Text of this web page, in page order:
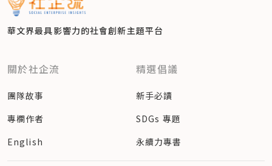
華文界最具影響力的社會創新主題平台
關於社企流
團隊故事
專欄作者
English
精選倡議
新手必讀
SDGs 專題
永續力專書